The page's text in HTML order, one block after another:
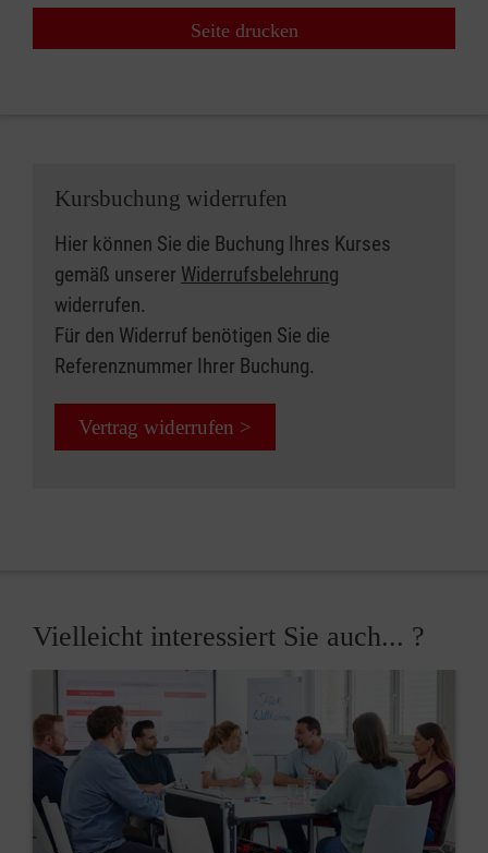
Seite drucken
Kursbuchung widerrufen
Hier können Sie die Buchung Ihres Kurses
gemäß unserer Widerrufsbelehrung
widerrufen.
Für den Widerruf benötigen Sie die
Referenznummer Ihrer Buchung.
Vertrag widerrufen >
Vielleicht interessiert Sie auch... ?